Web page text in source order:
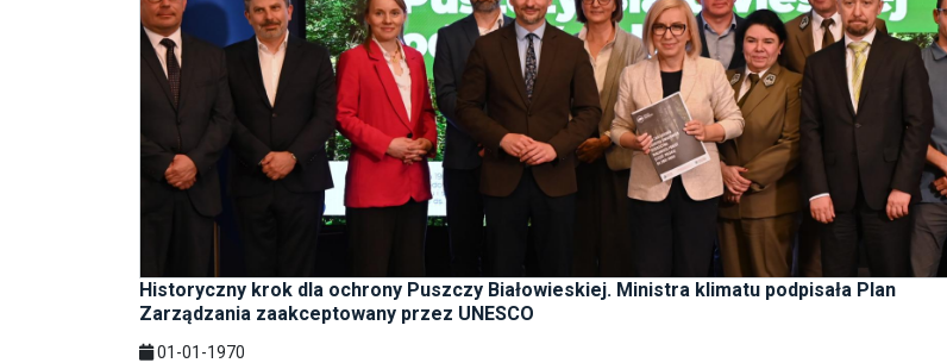
Historyczny krok dla ochrony Puszczy Białowieskiej. Ministra klimatu podpisała Plan
Zarządzania zaakceptowany przez UNESCO
01-01-1970